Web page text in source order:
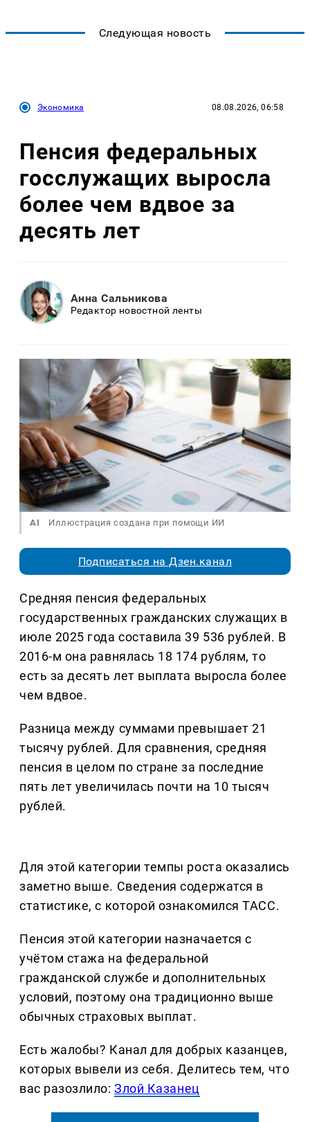
Следующая новость
Экономика 08.08.2026, 06:58
Пенсия федеральных
госслужащих выросла
более чем вдвое за
десять лет
Анна Сальникова
Редактор новостной ленты
AI Иллюстрация создана при помощи ИИ
Подписаться на Дзен.канал
Средняя пенсия федеральных
государственных гражданских служащих в
июле 2025 года составила 39 536 рублей. В
2016-м она равнялась 18 174 рублям, то
есть за десять лет выплата выросла более
чем вдвое.
Разница между суммами превышает 21
тысячу рублей. Для сравнения, средняя
пенсия в целом по стране за последние
пять лет увеличилась почти на 10 тысяч
рублей.
Для этой категории темпы роста оказались
заметно выше. Сведения содержатся в
статистике, с которой ознакомился ТАСС.
Пенсия этой категории назначается с
учётом стажа на федеральной
гражданской службе и дополнительных
условий, поэтому она традиционно выше
обычных страховых выплат.
Есть жалобы? Канал для добрых казанцев,
которых вывели из себя. Делитеcь тем, что
вас разозлило:Злой Казанец